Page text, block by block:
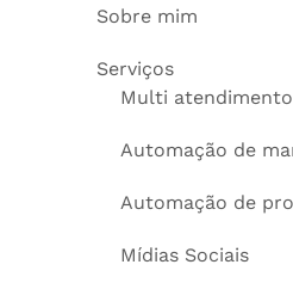
Sobre mim
Serviços
Multi atendimento
Automação de
Automação de
Mídias Sociais